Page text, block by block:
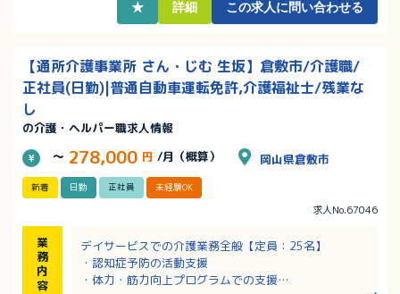
★ 詳細 この求人に問い合わせる
【通所介護事業所 さん・じむ 生坂】倉敷市/介護職/
正社員(日勤)|普通自動車運転免許,介護福祉士/残業な
し
の介護・ヘルパー職求人情報
～ 278,000 円 /月（概算） 岡山県倉敷市
新着 日勤 正社員 未経験OK
求人No.67046
業
務
内
容
デイサービスでの介護業務全般【定員：25名】
・認知症予防の活動支援
・体力・筋力向上プログラムでの支援